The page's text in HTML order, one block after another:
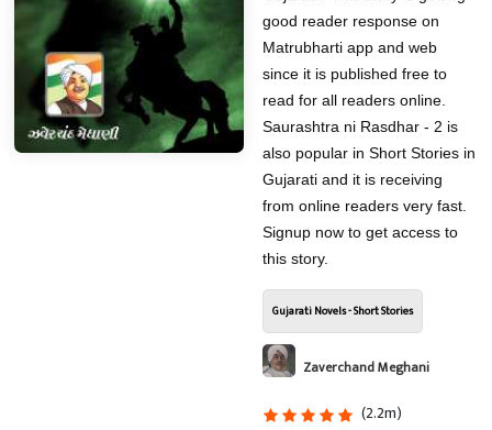
good reader response on
Matrubharti app and web
since it is published free to
read for all readers online.
Saurashtra ni Rasdhar - 2 is
also popular in Short Stories in
Gujarati and it is receiving
from online readers very fast.
Signup now to get access to
this story.
Gujarati Novels - Short Stories
Zaverchand Meghani
(2.2m)